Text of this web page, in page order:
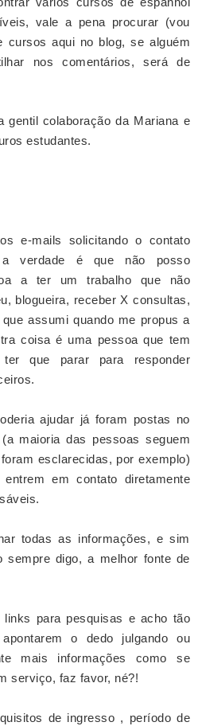
vale a pena procurar (vou
cursos aqui no blog, se alguém
nos comentários, será de
gentil colaboração da Mariana e
estudantes.
e-mails solicitando o contato
verdade é que não posso
a ter um trabalho que não
blogueira, receber X consultas,
que assumi quando me propus a
coisa é uma pessoa que tem
que parar para responder
ajudar já foram postas no
maioria das pessoas seguem
esclarecidas, por exemplo)
em contato diretamente
todas as informações, e sim
sempre digo, a melhor fonte de
links para pesquisas e acho tão
o dedo julgando ou
mais informações como se
serviço, faz favor, né?!
de ingresso , período de